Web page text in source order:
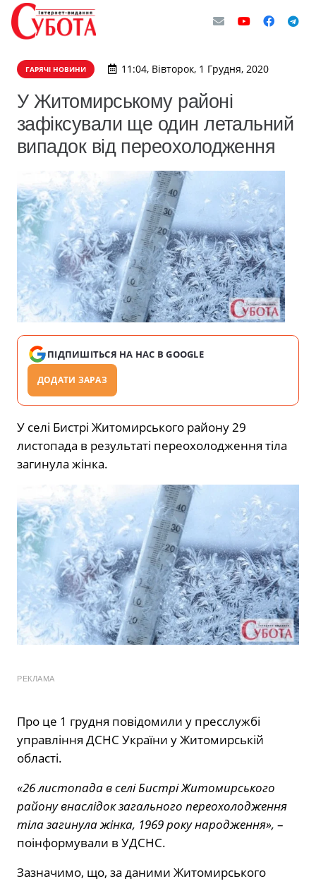
ГАРЯЧІ НОВИНИ 11:04, Вівторок, 1 Грудня, 2020
У Житомирському районі
зафіксували ще один летальний
випадок від переохолодження
ПІДПИШІТЬСЯ НА НАС В GOOGLE
ДОДАТИ ЗАРАЗ
У селі Бистрі Житомирського району 29
листопада в результаті переохолодження тіла
загинула жінка.
РЕКЛАМА
Про це 1 грудня повідомили у пресслужбі
управління ДСНС України у Житомирській
області.
«26 листопада в селі Бистрі Житомирського
району внаслідок загального переохолодження
тіла загинула жінка, 1969 року народження», –
поінформували в УДСНС.
Зазначимо, що, за даними Житомирського